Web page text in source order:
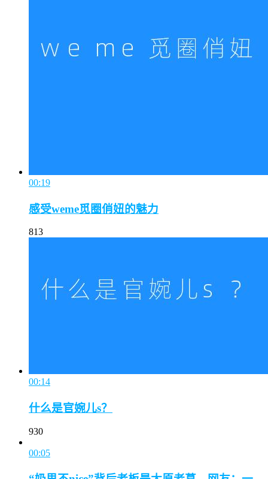
00:19
感受weme觅圈俏妞的魅力
813
00:14
什么是官婉儿s？
930
00:05